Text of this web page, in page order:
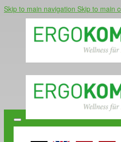
Skip to main navigation Skip to main
Home